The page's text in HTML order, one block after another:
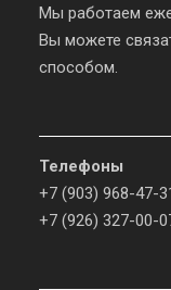
Мы работаем
Вы можете
способом.
Телефоны
+7 (903) 968-47-
+7 (926) 327-00-